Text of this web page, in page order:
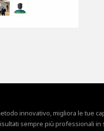
innovativo, migliora le tue
sempre più professionali in